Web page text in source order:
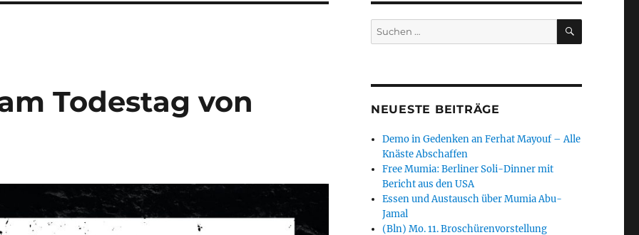
Todestag von
Suchen
nach:
SUCHEN
NEUESTE BEITRÄGE
Demo in Gedenken an Ferhat Mayouf – Alle
Knäste Abschaffen
Free Mumia: Berliner Soli-Dinner mit
Bericht aus den USA
Essen und Austausch über Mumia Abu-
Jamal
(Bln) Mo. 11. Broschürenvorstellung